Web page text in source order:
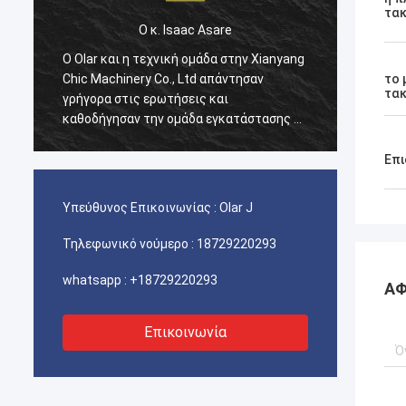
Ο κ. Isaac Asare
Ο Olar και η τεχνική ομάδα στην Xianyang
Chic Machinery Co., Ltd απάντησαν
γρήγορα στις ερωτήσεις και
καθοδήγησαν την ομάδα εγκατάστασης σε
όλη τη διαδικασία. Στο τέλος, το
αγορά.
Chic
Υπεύθυνος Επικοινωνίας : Olar J
Τηλεφωνικό νούμερο : 18729220293
whatsapp : +18729220293
Επικοινωνία
το